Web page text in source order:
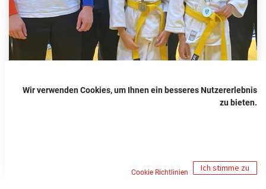
Wir verwenden Cookies, um Ihnen ein besseres Nutzererlebnis
zu bieten.
Cookie Richtlinien Ich stimme zu